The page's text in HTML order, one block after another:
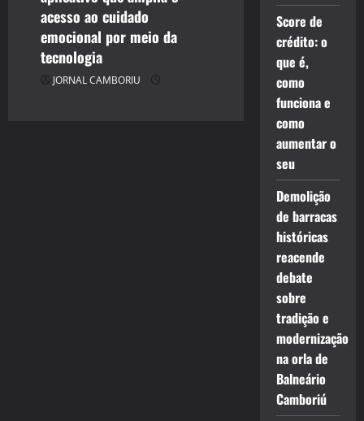
acesso ao cuidado
emocional por meio da
tecnologia
JORNAL CAMBORIU
Score de
crédito: o
que é,
como
funciona e
como
aumentar o
seu
Demolição
de barracas
históricas
reacende
debate
sobre
tradição e
modernização
na orla de
Balneário
Camboriú